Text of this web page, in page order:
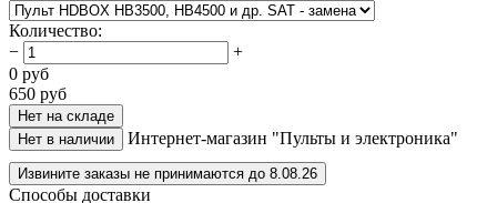
Количество:
−
+
0 руб
650 руб
Нет на складе
Нет в наличии
Интернет-магазин "Пульты и электроника"
Извините заказы не принимаются до 8.08.26
Способы доставки